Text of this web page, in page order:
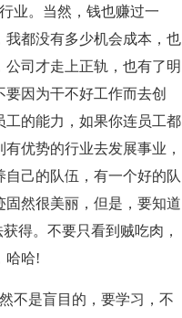
业。当然，钱也赚过一
都没有多少机会成本，也
司才走上正轨，也有了明
因为干不好工作而去创
的能力，如果你连员工都
优势的行业去发展事业，
己的队伍，有一个好的队
然很美丽，但是，要知道
得。不要只看到贼吃肉，
哈哈!
不是盲目的，要学习，不